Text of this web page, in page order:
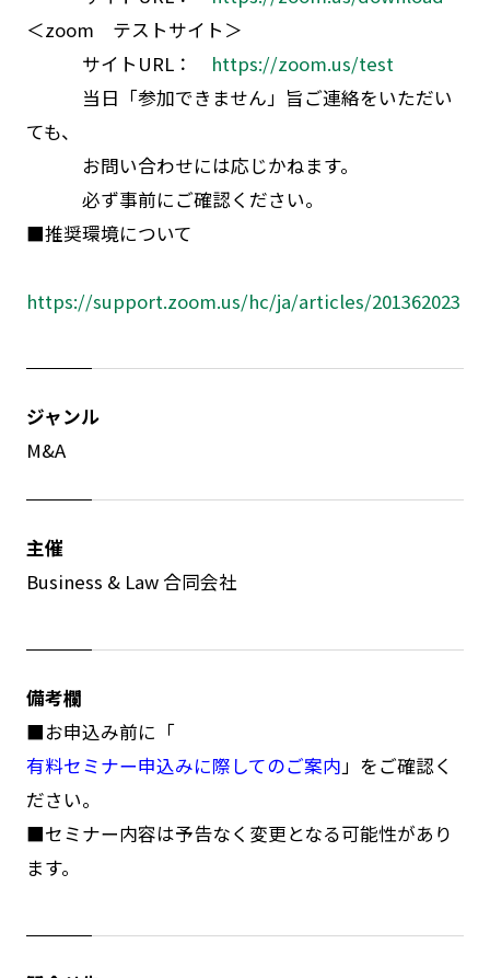
＜zoom テストサイト＞
サイトURL： https://zoom.us/test
当日「参加できません」旨ご連絡をいただい
ても、
お問い合わせには応じかねます。
必ず事前にご確認ください。
■推奨環境について
https://support.zoom.us/hc/ja/articles/201362023
ジャンル
M&A
主催
Business & Law 合同会社
備考欄
■お申込み前に「
有料セミナー申込みに際してのご案内」をご確認く
ださい。
■セミナー内容は予告なく変更となる可能性があり
ます。